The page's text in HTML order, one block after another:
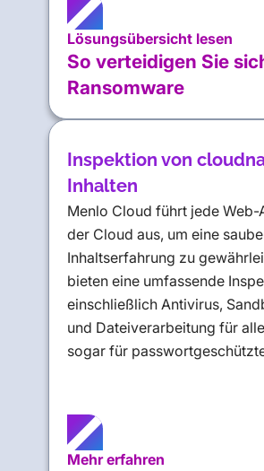
Lösungsübersicht lesen
So verteidigen Sie
Ransomware
Inspektion von
Inhalten
Menlo Cloud führt jede Web-
der Cloud aus, um eine
Inhaltserfahrung zu
bieten eine umfassende
einschließlich Antivirus,
und Dateiverarbeitung für
sogar für
Mehr erfahren